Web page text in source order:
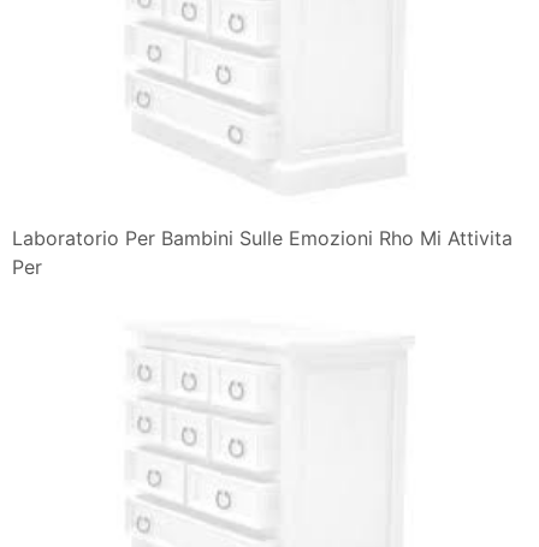
Laboratorio Per Bambini Sulle Emozioni Rho Mi Attivita
Per